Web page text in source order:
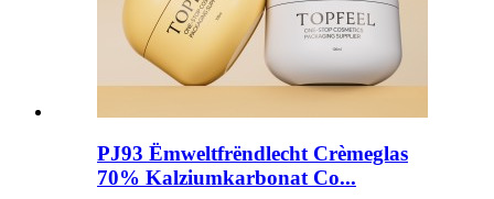
PJ93 Ëmweltfrëndlecht Crèmeglas
70% Kalziumkarbonat Co...